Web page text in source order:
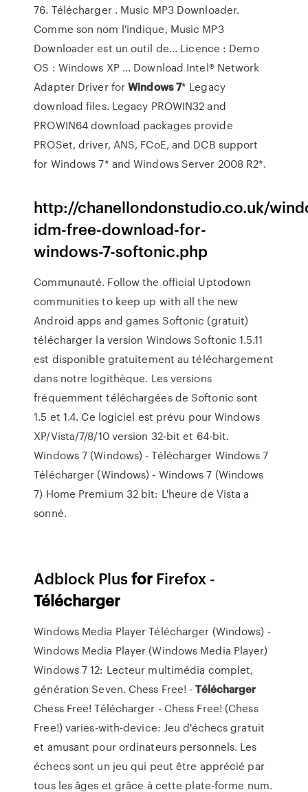
76. Télécharger . Music MP3 Downloader.
Comme son nom l'indique, Music MP3
Downloader est un outil de... Licence : Demo
OS : Windows XP ... Download Intel® Network
Adapter Driver forWindows7* Legacy
download files. Legacy PROWIN32 and
PROWIN64 download packages provide
PROSet, driver, ANS, FCoE, and DCB support
for Windows 7* and Windows Server 2008 R2*.
http://chanellondonstudio.co.uk/
idm-free-download-for-
windows-7-softonic.php
Communauté. Follow the official Uptodown
communities to keep up with all the new
Android apps and games Softonic (gratuit)
télécharger la version Windows Softonic 1.5.11
est disponible gratuitement au téléchargement
dans notre logithèque. Les versions
fréquemment téléchargées de Softonic sont
1.5 et 1.4. Ce logiciel est prévu pour Windows
XP/Vista/7/8/10 version 32-bit et 64-bit.
Windows 7 (Windows) - Télécharger Windows 7
Télécharger (Windows) - Windows 7 (Windows
7) Home Premium 32 bit: L'heure de Vista a
sonné.
Adblock Plusfor Firefox -
Télécharger
Windows Media Player Télécharger (Windows) -
Windows Media Player (Windows Media Player)
Windows 7 12: Lecteur multimédia complet,
génération Seven. Chess Free! -Télécharger
Chess Free! Télécharger - Chess Free! (Chess
Free!) varies-with-device: Jeu d'échecs gratuit
et amusant pour ordinateurs personnels. Les
échecs sont un jeu qui peut être apprécié par
tous les âges et grâce à cette plate-forme num.